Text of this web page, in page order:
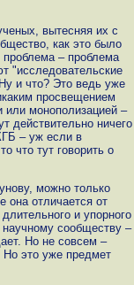
вытесняя их с
как это было
проблема – проблема
"исследовательские
и что? Это ведь уже
просвещением
или монополизацией –
действительно ничего
– уж если в
что тут говорить о
можно только
она отличается от
и упорного
сообществу –
Но не совсем –
Но это уже предмет